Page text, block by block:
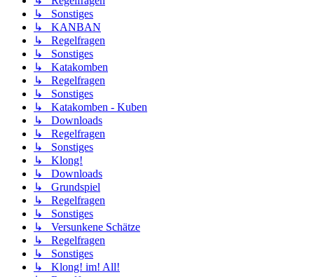
↳ Sonstiges
↳ KANBAN
↳ Regelfragen
↳ Sonstiges
↳ Katakomben
↳ Regelfragen
↳ Sonstiges
↳ Katakomben - Kuben
↳ Downloads
↳ Regelfragen
↳ Sonstiges
↳ Klong!
↳ Downloads
↳ Grundspiel
↳ Regelfragen
↳ Sonstiges
↳ Versunkene Schätze
↳ Regelfragen
↳ Sonstiges
↳ Klong! im! All!